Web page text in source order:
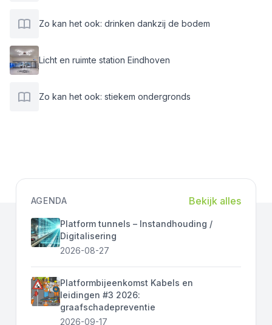
Zo kan het ook: drinken dankzij de bodem
Licht en ruimte station Eindhoven
Zo kan het ook: stiekem ondergronds
AGENDA Bekijk alles
Platform tunnels – Instandhouding /
Digitalisering
2026-08-27
Platformbijeenkomst Kabels en
leidingen #3 2026:
graafschadepreventie
2026-09-17